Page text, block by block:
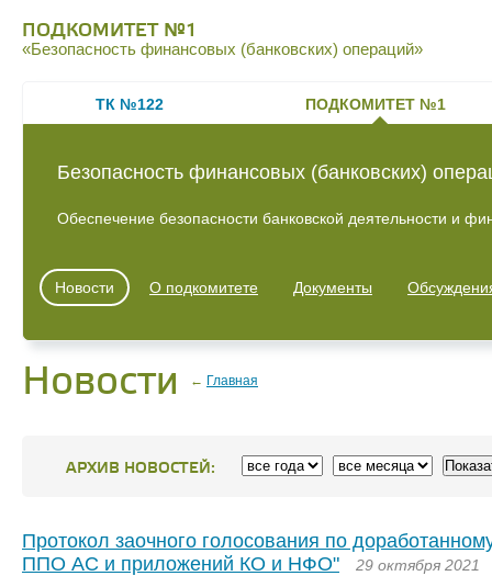
ПОДКОМИТЕТ №1
«Безопасность финансовых (банковских) операций»
ТК №122 ПОДКОМИТЕТ №1
Безопасность финансовых (банковских)
Обеспечение безопасности банковской деятельности и
Новости О подкомитете Документы
Новости ← Главная
АРХИВ НОВОСТЕЙ:
Протокол заочного голосования по
ППО АС и приложений КО и НФО"
29 октября 2021